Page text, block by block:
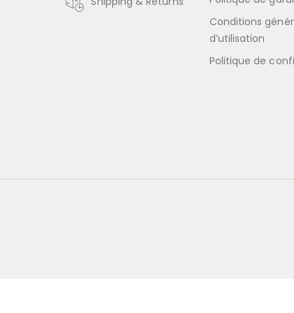
Conditions
d’utilisation
Politique de